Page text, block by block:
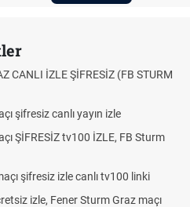
CANLI İZLE ŞİFRESİZ (FB STURM
şifresiz canlı yayın izle
ŞİFRESİZ tv100 İZLE, FB Sturm
şifresiz izle canlı tv100 linki
izle, Fener Sturm Graz maçı